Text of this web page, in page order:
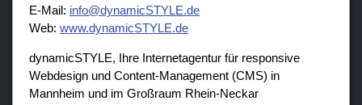
E-Mail: nf dyn m cSTYLE d
Web: www.dynamicSTYLE.de
dynamicSTYLE, Ihre Internetagentur für responsive
Webdesign und Content-Management (CMS) in
Mannheim und im Großraum Rhein-Neckar